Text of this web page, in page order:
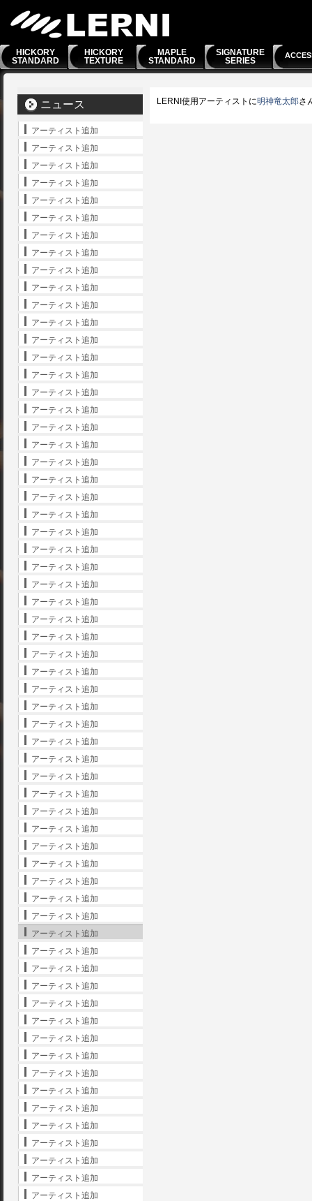
HICKORY
STANDARD
HICKORY
TEXTURE
MAPLE
STANDARD
SIGNATURE
SERIES
LERNI使用アーティストに明神竜太郎さ
ニュース
アーティスト追加
アーティスト追加
アーティスト追加
アーティスト追加
アーティスト追加
アーティスト追加
アーティスト追加
アーティスト追加
アーティスト追加
アーティスト追加
アーティスト追加
アーティスト追加
アーティスト追加
アーティスト追加
アーティスト追加
アーティスト追加
アーティスト追加
アーティスト追加
アーティスト追加
アーティスト追加
アーティスト追加
アーティスト追加
アーティスト追加
アーティスト追加
アーティスト追加
アーティスト追加
アーティスト追加
アーティスト追加
アーティスト追加
アーティスト追加
アーティスト追加
アーティスト追加
アーティスト追加
アーティスト追加
アーティスト追加
アーティスト追加
アーティスト追加
アーティスト追加
アーティスト追加
アーティスト追加
アーティスト追加
アーティスト追加
アーティスト追加
アーティスト追加
アーティスト追加
アーティスト追加
アーティスト追加
アーティスト追加
アーティスト追加
アーティスト追加
アーティスト追加
アーティスト追加
アーティスト追加
アーティスト追加
アーティスト追加
アーティスト追加
アーティスト追加
アーティスト追加
アーティスト追加
アーティスト追加
アーティスト追加
アーティスト追加